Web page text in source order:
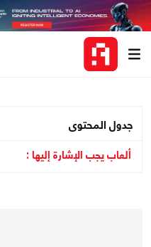
جدول المحتوى
ألعاب يجب الإشارة إليها :